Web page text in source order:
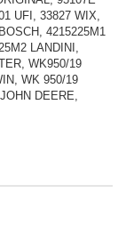
UFI, 33827 WIX,
4215225M1
LANDINI,
WK950/19
WK 950/19
DEERE,